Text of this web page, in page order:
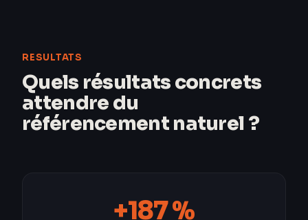
RESULTATS
Quels résultats concrets
attendre du
référencement naturel ?
+187 %